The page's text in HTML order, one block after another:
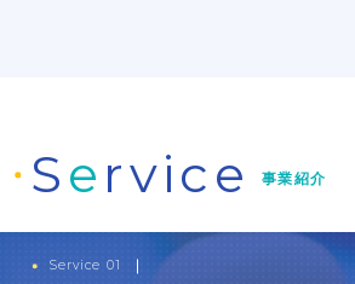
Se rvice 事業紹介
Service 01